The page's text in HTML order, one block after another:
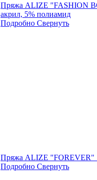
Пряжа ALIZE "FASHION
акрил, 5% полиамид
Подробно Свернуть
Пряжа ALIZE "FOREVER"
Подробно Свернуть